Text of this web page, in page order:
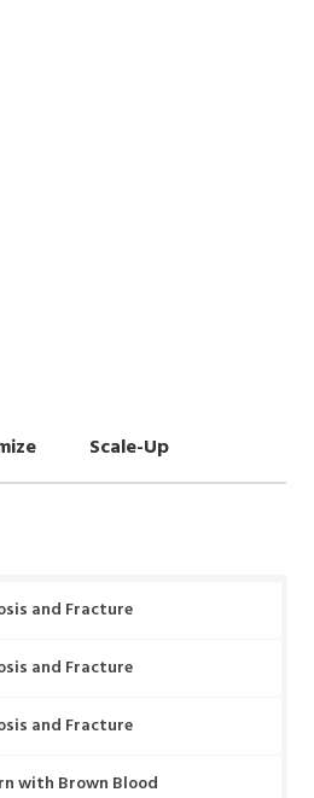
Scale-Up
and Fracture
and Fracture
and Fracture
with Brown Blood